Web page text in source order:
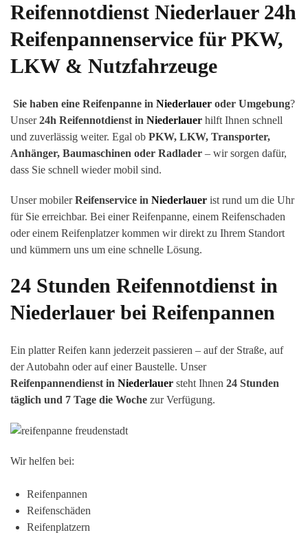
Reifennotdienst Niederlauer24h
Reifenpannenservice für PKW,
LKW & Nutzfahrzeuge
Sie haben eine Reifenpanne in Niederlauer oder Umgebung?
Unser24h Reifennotdienst in Niederlauer hilft Ihnen schnell
und zuverlässig weiter. Egal ob PKW, LKW, Transporter,
Anhänger, Baumaschinen oder Radlader – wir sorgen dafür,
dass Sie schnell wieder mobil sind.
Unser mobilerReifenservice in Niederlauer ist rund um die Uhr
für Sie erreichbar. Bei einer Reifenpanne, einem Reifenschaden
oder einem Reifenplatzer kommen wir direkt zu Ihrem Standort
und kümmern uns um eine schnelle Lösung.
24 Stunden Reifennotdienst in
Niederlauer bei Reifenpannen
Ein platter Reifen kann jederzeit passieren – auf der Straße, auf
der Autobahn oder auf einer Baustelle. Unser
Reifenpannendienst in Niederlauer steht Ihnen 24 Stunden
täglich und 7 Tage die Woche zur Verfügung.
Wir helfen bei:
Reifenpannen
Reifenschäden
Reifenplatzern